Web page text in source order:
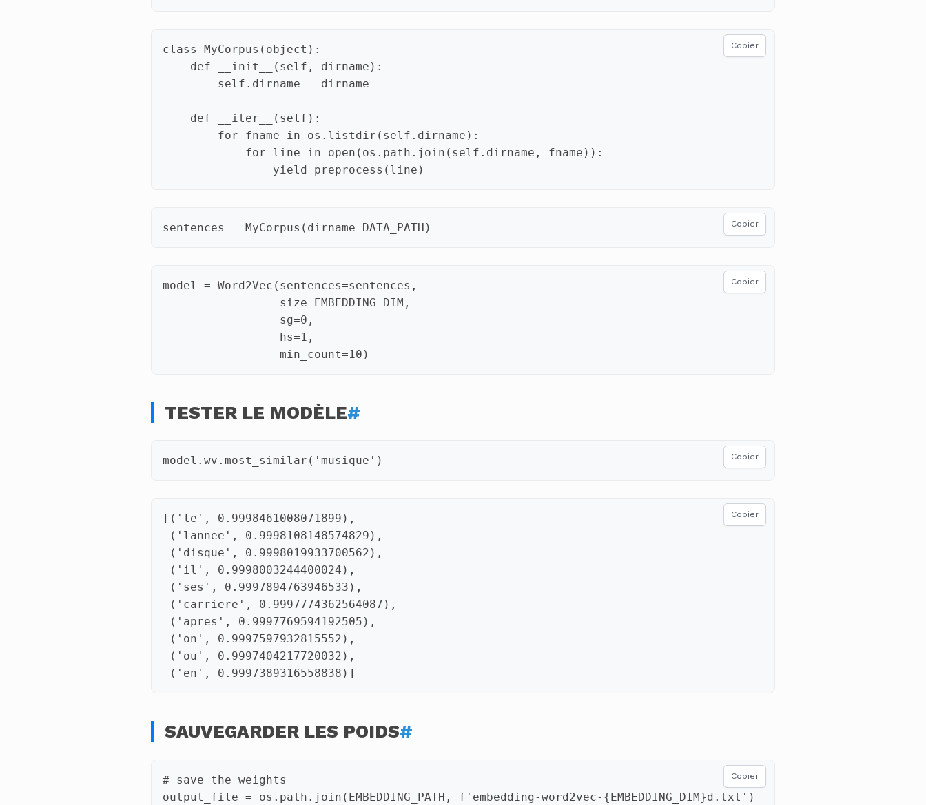
class MyCorpus ( object ):
def
__init__ ( self , dirname ):
self . dirname = dirname
def __iter__ ( self ):
for
fname in os . listdir ( self . dirname ):
for
line in open ( os . path . join ( self . dirname , fname )):
yield
preprocess ( line )
Copier
sentences = MyCorpus ( dirname=DATA_PATH ) Copier
model = Word2Vec ( sentences=sentences ,
size=EMBEDDING_DIM ,
sg=0 ,
hs=1 ,
min_count=10 )
Copier
TESTER LE MODÈLE#
model . wv . most_similar ( 'musique' ) Copier
Copier
SAUVEGARDER LES POIDS#
# save the weights
output_file = os . path . join ( EMBEDDING_PATH , f 'embedding-word2vec- {EMBEDDING_DIM}d.txt' )
Copier